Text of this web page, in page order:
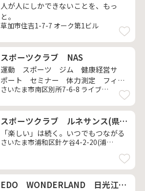
人が人にしかできないことを、もっ
と。
草加市住吉1-7-7 オーク第1ビル
スポーツクラブ NAS
運動 スポーツ ジム 健康経営サ
ポート セミナー 体力測定 フィッ
トネス サポート 健康 サウナ
さいたま市南区別所7-6-8 ライブタワー武蔵浦和3F
スポーツクラブ ルネサンス(県内9ヵ所、他全国でも利用可)
「楽しい」は続く。いつでもつながる
さいたま市浦和区針ケ谷4-2-20(浦和)
EDO WONDERLAND 日光江戸村